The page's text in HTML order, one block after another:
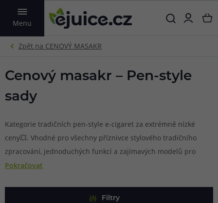
Menu
VYHLEDAT
Cenový masakr – Pen-style
sady
Kategorie tradičních pen-style e-cigaret za extrémně nízké
ceny💥. Vhodné pro všechny příznivce stylového tradičního
zpracování, jednoduchých funkcí a zajímavých modelů pro
každodenní využití.
Pokračovat
Filtry